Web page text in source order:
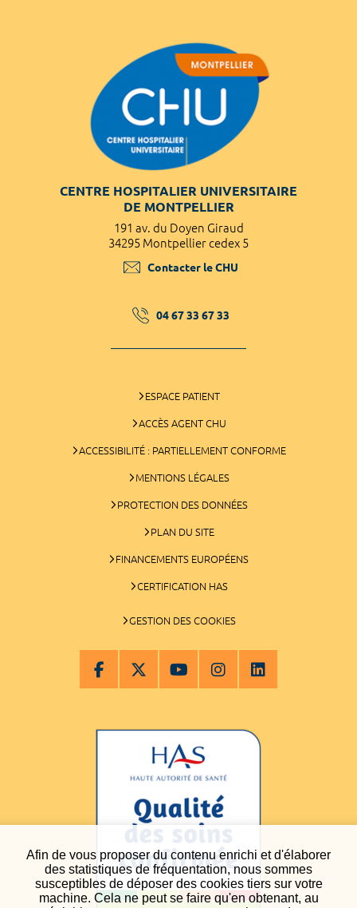
Afin de vous proposer du contenu enrichi et d'élaborer
des statistiques de fréquentation, nous sommes
susceptibles de déposer des cookies tiers sur votre
machine. Cela ne peut se faire qu'en obtenant, au
CENTRE HOSPITALIER UNIVERSITAIRE
DE MONTPELLIER
191 av. du Doyen Giraud
34295 Montpellier cedex 5
Contacter le CHU
04 67 33 67 33
ESPACE PATIENT
ACCÈS AGENT CHU
ACCESSIBILITÉ : PARTIELLEMENT CONFORME
MENTIONS LÉGALES
PROTECTION DES DONNÉES
PLAN DU SITE
FINANCEMENTS EUROPÉENS
CERTIFICATION HAS
GESTION DES COOKIES